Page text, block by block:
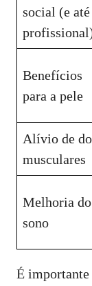
social (e até
Benefícios
para a pele
Alívio de
musculares
Melhoria do
sono
É importante